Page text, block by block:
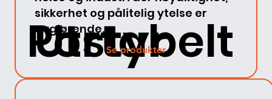
Utstyr
sikkerhet og pålitelig ytelse er
avgjørende.
Portabelt
Se produkter